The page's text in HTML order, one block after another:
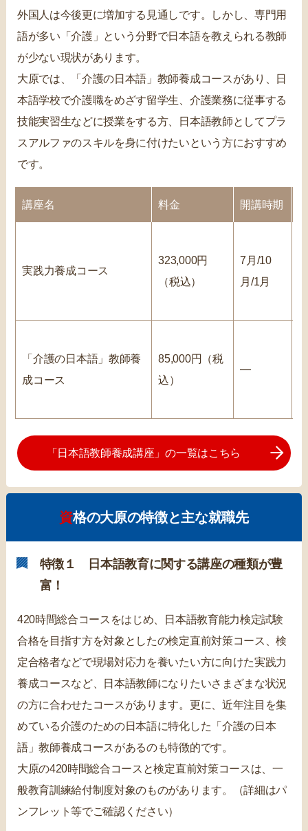
外国人は今後更に増加する見通しです。しかし、専門用
語が多い「介護」という分野で日本語を教えられる教師
が少ない現状があります。
大原では、「介護の日本語」教師養成コースがあり、日
本語学校で介護職をめざす留学生、介護業務に従事する
技能実習生などに授業をする方、日本語教師としてプラ
スアルファのスキルを身に付けたいという方におすすめ
です。
講座名 料金 開講時期
実践力養成コース
323,000円
（税込）
7月/10
月/1月
「介護の日本語」教師養
成コース
85,000円（税
込）
―
「日本語教師養成講座」の一覧はこちら
資格の大原の特徴と主な就職先
特徴１ 日本語教育に関する講座の種類が豊
富！
420時間総合コースをはじめ、日本語教育能力検定試験
合格を目指す方を対象としたの検定直前対策コース、検
定合格者などで現場対応力を養いたい方に向けた実践力
養成コースなど、日本語教師になりたいさまざまな状況
の方に合わせたコースがあります。更に、近年注目を集
めている介護のための日本語に特化した「介護の日本
語」教師養成コースがあるのも特徴的です。
大原の420時間総合コースと検定直前対策コースは、一
般教育訓練給付制度対象のものがあります。（詳細はパ
ンフレット等でご確認ください）